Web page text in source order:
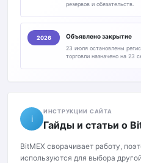
резервов и обязательств.
2026 Объявлено закрытие
23 июля остановлены
торговли назначено на 23
i
ИНСТРУКЦИИ САЙТА
Гайды и статьи о
BitMEX сворачивает работу,
используются для выбора